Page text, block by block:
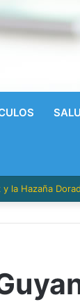
la Hazaña